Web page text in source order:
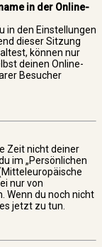
in der Online-
in den Einstellungen
dieser Sitzung
können nur
deinen Online-
Besucher
Zeit nicht deiner
im „Persönlichen
nur von
Wenn du noch nicht
jetzt zu tun.